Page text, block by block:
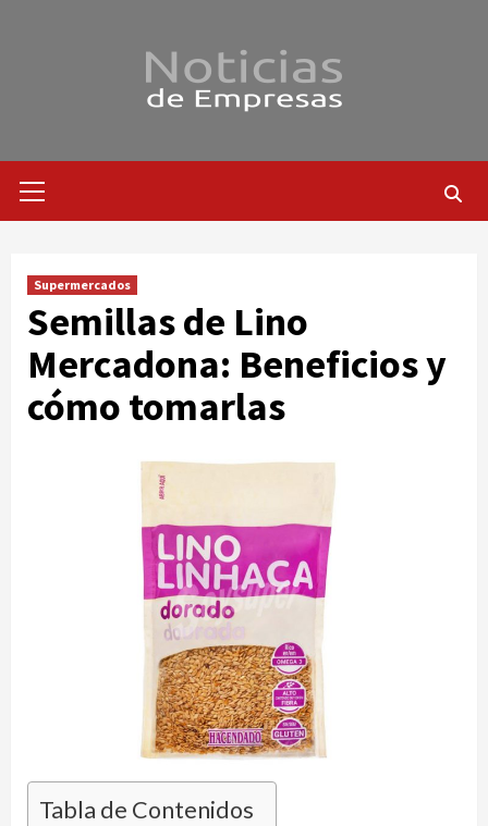
primario
Supermercados
Semillas de Lino
Mercadona: Beneficios y
cómo tomarlas
Tabla de Contenidos